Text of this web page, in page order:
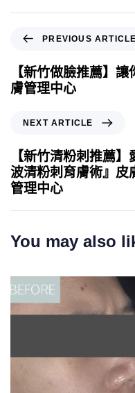
PREVIOUS ARTICLE
【新竹做臉推薦】
膚管理中心
NEXT ARTICLE
【新竹清粉刺推薦
波清粉刺育膚術』
管理中心
You may also